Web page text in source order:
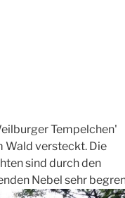
Tempelchen'
Wald versteckt. Die
sind durch den
Nebel sehr